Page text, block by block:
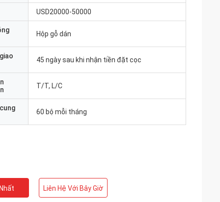
USD20000-50000
Hộp gỗ dán
45 ngày sau khi nhận tiền đặt cọc
T/T, L/C
60 bộ mỗi tháng
Liên Hệ Với Bây Giờ